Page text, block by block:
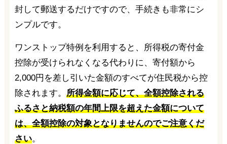
封して郵送するだけですので、手続きも非常にシ
ンプルです。
ワンストップ特例を利用すると、所得税の寄付金
控除が受けられなくなる代わりに、寄付額から
2,000円を差し引いた金額のすべてが住民税から控
除されます。 所得金額に応じて、全額控除される
ふるさと納税額の年間上限を超えた金額について
は、全額控除の対象となりませんのでご注意くだ
さい。